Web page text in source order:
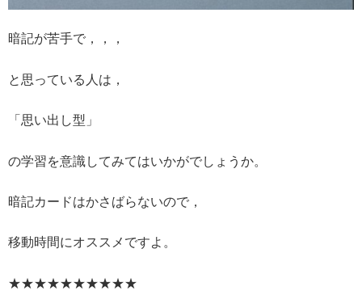
暗記が苦手で，，，
と思っている人は，
「思い出し型」
の学習を意識してみてはいかがでしょうか。
暗記カードはかさばらないので，
移動時間にオススメですよ。
★★★★★★★★★★